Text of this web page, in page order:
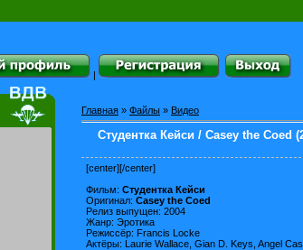
|
Главная » Файлы » Видео
Студентка Кейси / Casey the Coed
[center][/center]
Фильм: Студентка Кейси
Оригинал: Casey the Coed
Релиз выпущен: 2004
Жанр: Эротика
Режиссёр: Francis Locke
Актёры: Laurie Wallace, Gian D. Keys, Angel